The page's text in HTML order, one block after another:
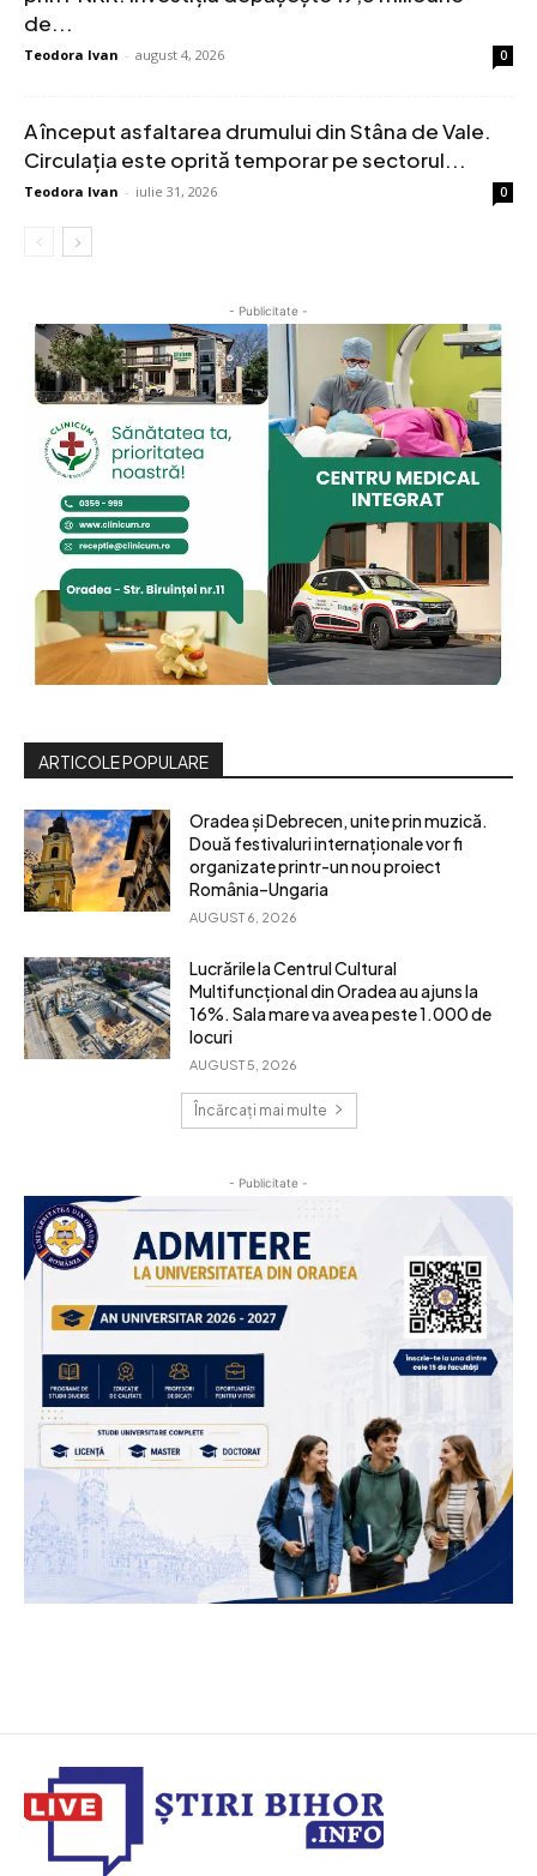
de...
Teodora Ivan - august 4, 2026 0
A început asfaltarea drumului din Stâna de Vale.
Circulația este oprită temporar pe sectorul...
Teodora Ivan - iulie 31, 2026 0
- Publicitate -
ARTICOLE POPULARE
Oradea și Debrecen, unite prin muzică.
Două festivaluri internaționale vor fi
organizate printr-un nou proiect
România–Ungaria
AUGUST 6, 2026
Lucrările la Centrul Cultural
Multifuncțional din Oradea au ajuns la
16%. Sala mare va avea peste 1.000 de
locuri
AUGUST 5, 2026
Încărcați mai multe
- Publicitate -